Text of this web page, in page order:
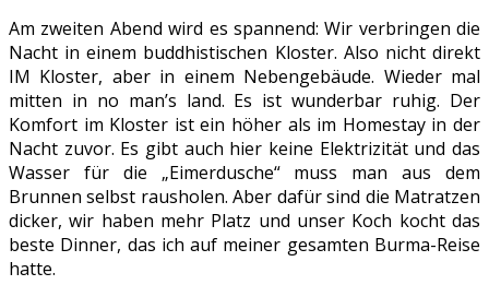
Am zweiten Abend wird es spannend: Wir verbringen die
Nacht in einem buddhistischen Kloster. Also nicht direkt
IM Kloster, aber in einem Nebengebäude. Wieder mal
mitten in no man’s land. Es ist wunderbar ruhig. Der
Komfort im Kloster ist ein höher als im Homestay in der
Nacht zuvor. Es gibt auch hier keine Elektrizität und das
Wasser für die „Eimerdusche“ muss man aus dem
Brunnen selbst rausholen. Aber dafür sind die Matratzen
dicker, wir haben mehr Platz und unser Koch kocht das
beste Dinner, das ich auf meiner gesamten Burma-Reise
hatte.